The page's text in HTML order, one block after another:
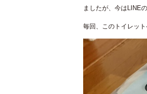
ましたが、今はLINE
毎回、このトイレッ